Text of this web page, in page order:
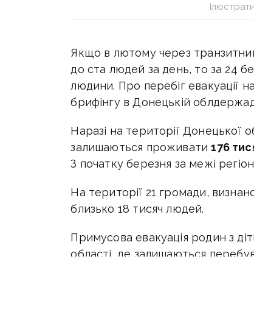
Якщо в лютому через
до ста людей за день, то за 24
людини. Про перебіг евакуації
брифінгу в Донецькій
Наразі на території Донецької
залишаються проживати176
З початку березня за межі
На території 21 громади,
близько 18 тисяч людей.
Примусова евакуація родин з
області, де залишаються